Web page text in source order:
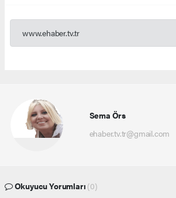
www.ehaber.tv.tr
Sema Örs
ehaber.tv.tr@gmail.com
Okuyucu Yorumları (0)